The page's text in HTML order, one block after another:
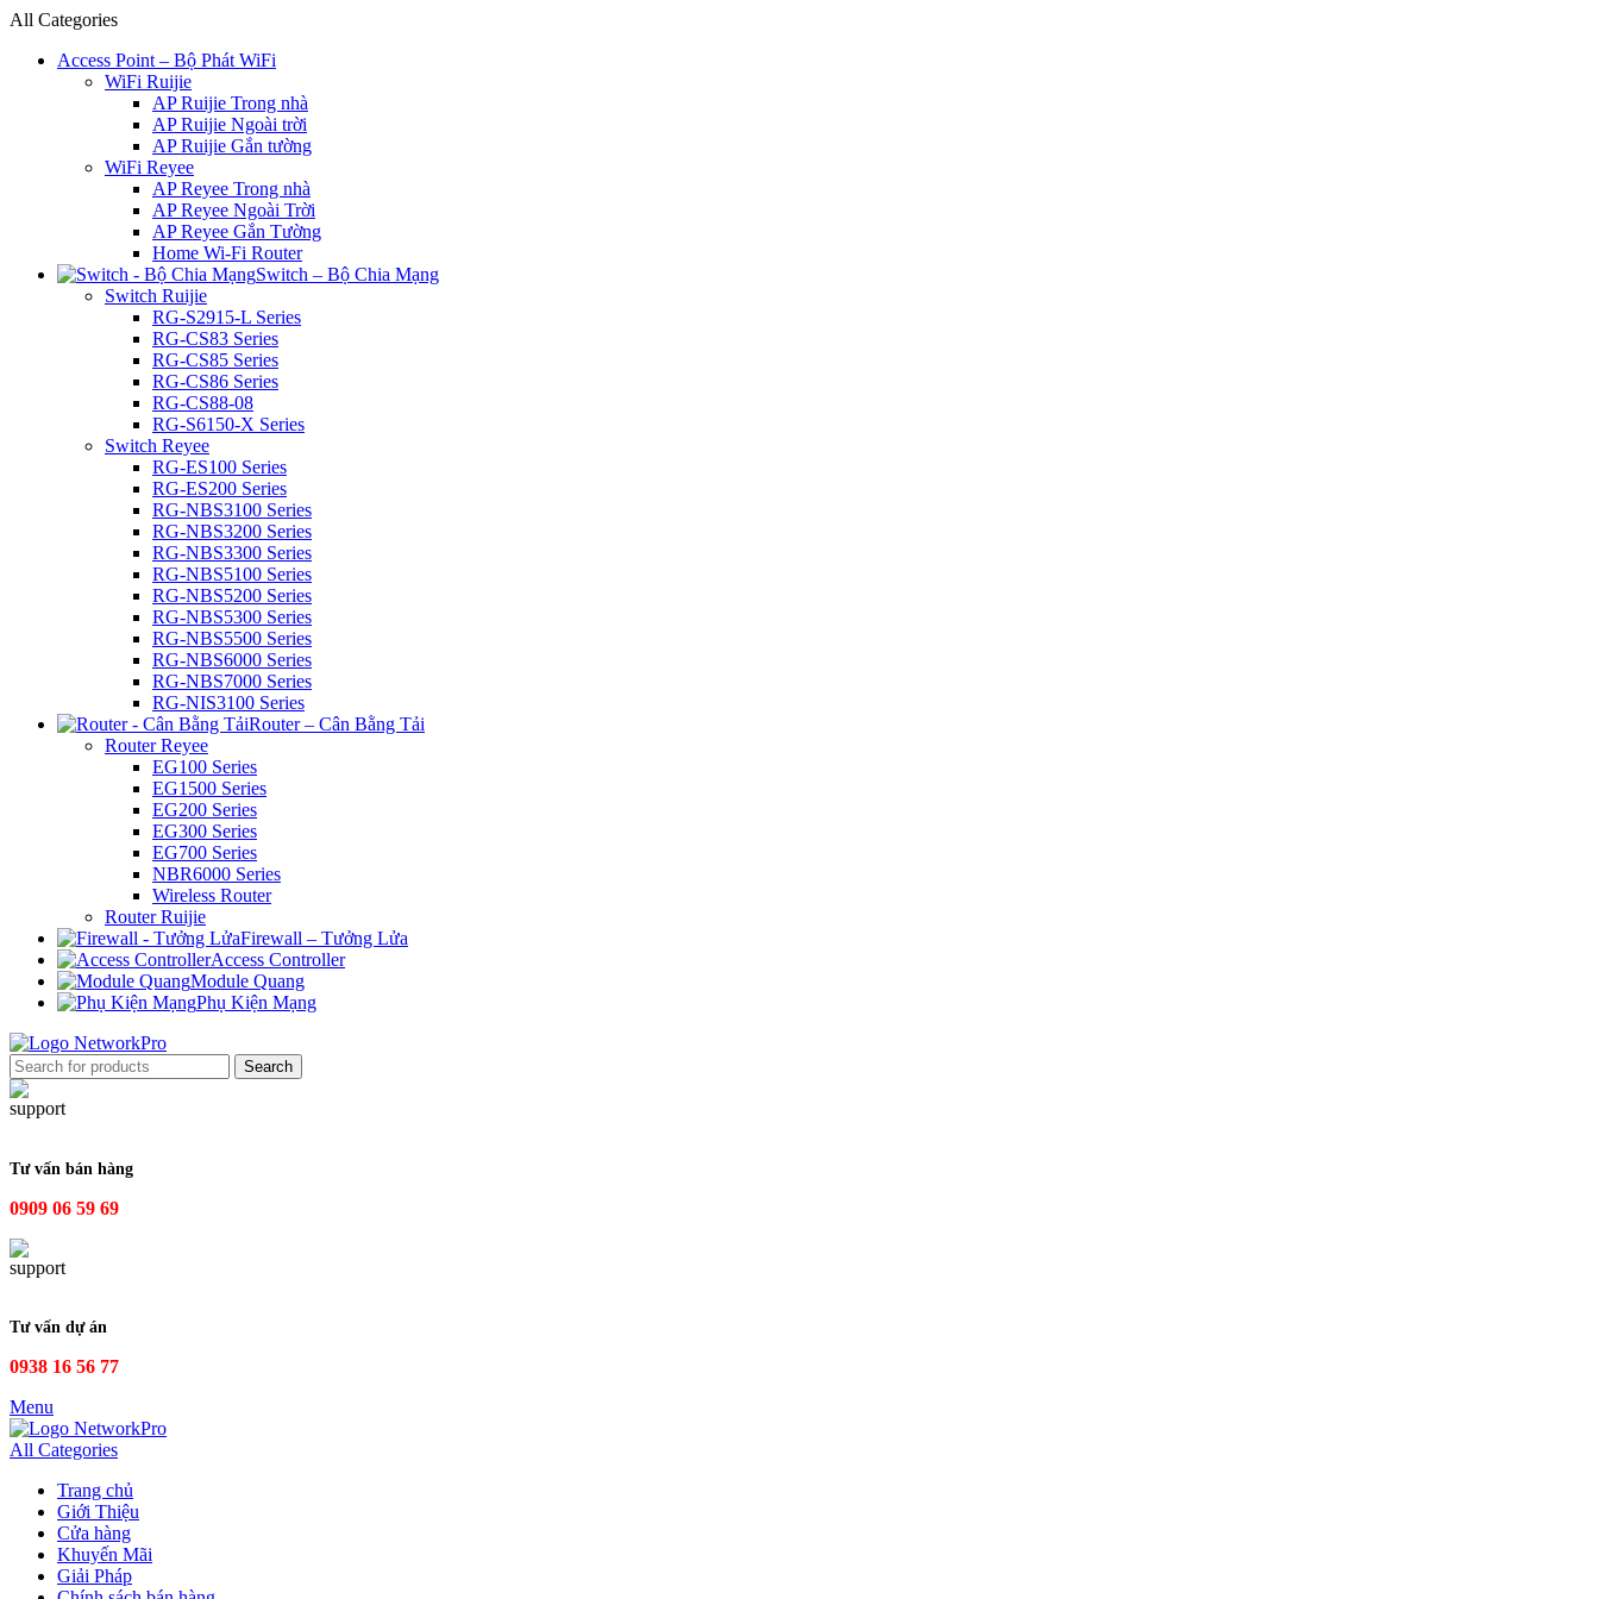
All Categories
Access Point – Bộ Phát WiFi
WiFi Ruijie
AP Ruijie Trong nhà
AP Ruijie Ngoài trời
AP Ruijie Gắn tường
WiFi Reyee
AP Reyee Trong nhà
AP Reyee Ngoài Trời
AP Reyee Gắn Tường
Home Wi-Fi Router
Switch – Bộ Chia Mạng
Switch Ruijie
RG-S2915-L Series
RG-CS83 Series
RG-CS85 Series
RG-CS86 Series
RG-CS88-08
RG-S6150-X Series
Switch Reyee
RG-ES100 Series
RG-ES200 Series
RG-NBS3100 Series
RG-NBS3200 Series
RG-NBS3300 Series
RG-NBS5100 Series
RG-NBS5200 Series
RG-NBS5300 Series
RG-NBS5500 Series
RG-NBS6000 Series
RG-NBS7000 Series
RG-NIS3100 Series
Router – Cân Bằng Tải
Router Reyee
EG100 Series
EG1500 Series
EG200 Series
EG300 Series
EG700 Series
NBR6000 Series
Wireless Router
Router Ruijie
Firewall – Tưởng Lửa
Access Controller
Module Quang
Phụ Kiện Mạng
Search
Tư vấn bán hàng
0909 06 59 69
Tư vấn dự án
0938 16 56 77
Menu
All Categories
Trang chủ
Giới Thiệu
Cửa hàng
Khuyến Mãi
Giải Pháp